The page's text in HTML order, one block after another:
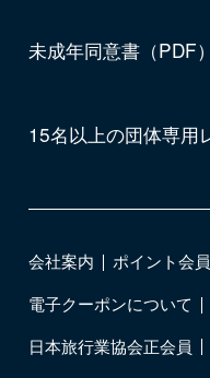
未成年同意書（PDF）
15名以上の団体専用
会社案内
ポイント会
電子クーポンについて
日本旅行業協会正会員